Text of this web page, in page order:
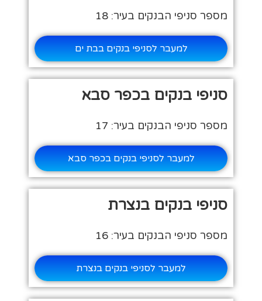
מספר סניפי הבנקים בעיר: 18
למעבר לסניפי בנקים בבת ים
סניפי בנקים בכפר סבא
מספר סניפי הבנקים בעיר: 17
למעבר לסניפי בנקים בכפר סבא
סניפי בנקים בנצרת
מספר סניפי הבנקים בעיר: 16
למעבר לסניפי בנקים בנצרת